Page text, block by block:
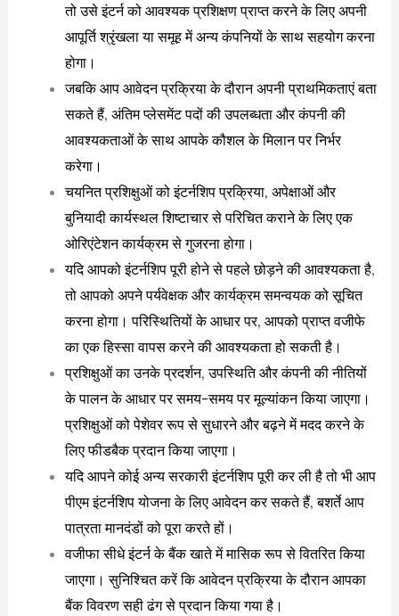
तो उसे इंटर्न को आवश्यक प्रशिक्षण प्राप्त करने के लिए अपनी
आपूर्ति श्रृंखला या समूह में अन्य कंपनियों के साथ सहयोग करना
होगा।
जबकि आप आवेदन प्रक्रिया के दौरान अपनी प्राथमिकताएं बता
सकते हैं, अंतिम प्लेसमेंट पदों की उपलब्धता और कंपनी की
आवश्यकताओं के साथ आपके कौशल के मिलान पर निर्भर
करेगा।
चयनित प्रशिक्षुओं को इंटर्नशिप प्रक्रिया, अपेक्षाओं और
बुनियादी कार्यस्थल शिष्टाचार से परिचित कराने के लिए एक
ओरिएंटेशन कार्यक्रम से गुजरना होगा।
यदि आपको इंटर्नशिप पूरी होने से पहले छोड़ने की आवश्यकता है,
तो आपको अपने पर्यवेक्षक और कार्यक्रम समन्वयक को सूचित
करना होगा। परिस्थितियों के आधार पर, आपको प्राप्त वजीफे
का एक हिस्सा वापस करने की आवश्यकता हो सकती है।
प्रशिक्षुओं का उनके प्रदर्शन, उपस्थिति और कंपनी की नीतियों
के पालन के आधार पर समय-समय पर मूल्यांकन किया जाएगा।
प्रशिक्षुओं को पेशेवर रूप से सुधारने और बढ़ने में मदद करने के
लिए फीडबैक प्रदान किया जाएगा।
यदि आपने कोई अन्य सरकारी इंटर्नशिप पूरी कर ली है तो भी आप
पीएम इंटर्नशिप योजना के लिए आवेदन कर सकते हैं, बशर्ते आप
पात्रता मानदंडों को पूरा करते हों।
वजीफा सीधे इंटर्न के बैंक खाते में मासिक रूप से वितरित किया
जाएगा। सुनिश्चित करें कि आवेदन प्रक्रिया के दौरान आपका
बैंक विवरण सही ढंग से प्रदान किया गया है।